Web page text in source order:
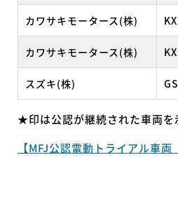
カワサキモータース(株)
カワサキモータース(株)
スズキ(株)
★印は公認が継続された車両を
【MFJ公認電動トライアル車